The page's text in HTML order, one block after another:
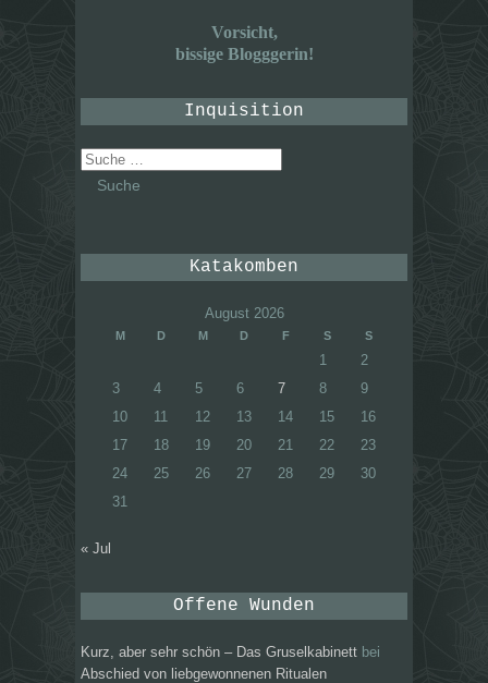
Vorsicht,
bissige Blogggerin!
Inquisition
Suche
nach:
Katakomben
August 2026
M D M D F S S
1
2
3
4 5 6 7 8
9
10
11 12 13 14 15
16
17
18 19 20 21 22
23
24
25 26 27 28 29
30
31
« Jul
Offene Wunden
Kurz, aber sehr schön – Das Gruselkabinett bei
Abschied von liebgewonnenen Ritualen